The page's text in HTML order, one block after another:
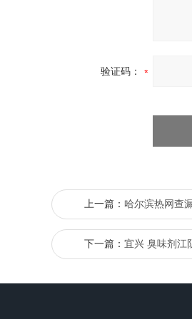
验证码：
上一篇： 哈尔滨热网查
下一篇： 宜兴 臭味剂江